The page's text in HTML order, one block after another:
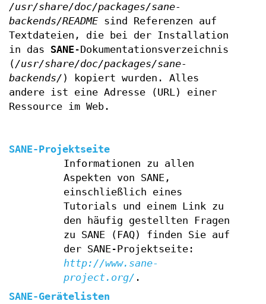
/usr/share/doc/packages/sane-
backends/README sind Referenzen auf
Textdateien, die bei der Installation
in das SANE-Dokumentationsverzeichnis
(/usr/share/doc/packages/sane-
backends/ ) kopiert wurden. Alles
andere ist eine Adresse (URL) einer
Ressource im Web.
SANE-Projektseite
Informationen zu allen
Aspekten von SANE,
einschließlich eines
Tutorials und einem Link zu
den häufig gestellten Fragen
zu SANE (FAQ) finden Sie auf
der SANE-Projektseite:
http://www.sane-
project.org/ .
SANE-Gerätelisten